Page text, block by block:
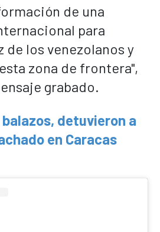
de una
para
de los venezolanos y
zona de frontera",
grabado.
balazos, detuvieron a
en Caracas